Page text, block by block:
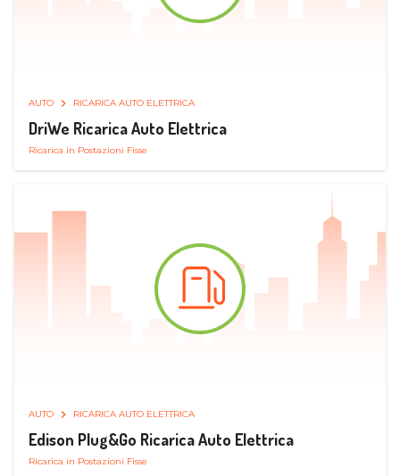
AUTO RICARICA AUTO ELETTRICA
DriWe Ricarica Auto Elettrica
Ricarica in Postazioni Fisse
AUTO RICARICA AUTO ELETTRICA
Edison Plug&Go Ricarica Auto Elettrica
Ricarica in Postazioni Fisse